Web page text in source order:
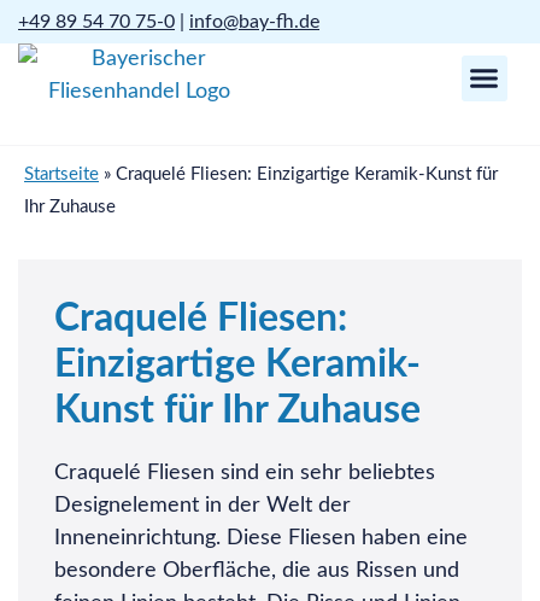
+49 89 54 70 75-0 info@bay-fh.de
Startseite » Craquelé Fliesen: Einzigartige Keramik-Kunst für
Ihr Zuhause
Craquelé Fliesen:
Einzigartige Keramik-
Kunst für Ihr Zuhause
Craquelé Fliesen sind ein sehr beliebtes
Designelement in der Welt der
Inneneinrichtung. Diese Fliesen haben eine
besondere Oberfläche, die aus Rissen und